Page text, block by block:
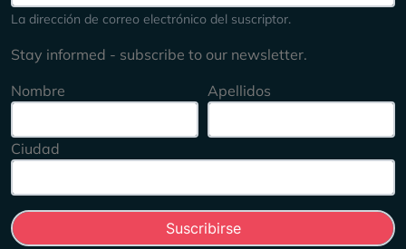
La dirección de correo electrónico del suscriptor.
Stay informed - subscribe to our newsletter.
Nombre
Apellidos
Ciudad